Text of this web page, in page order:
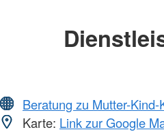
Beratung zu Mutter-Kind-
Karte: Link zur Google